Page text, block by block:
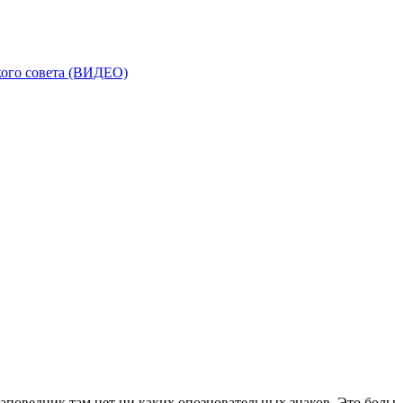
совета (ВИДЕО)